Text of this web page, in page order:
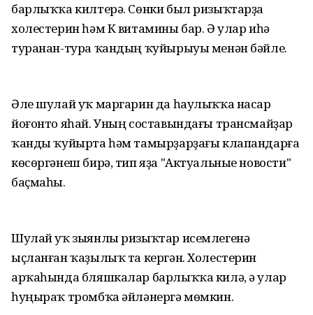
барлыҡҡа килтерә. Сөнки был ризыҡтарҙа
холестерин һәм К витамины бар. Ә улар иһә
туранан-тура ҡандың ҡуйырыуы менән бәйле.
Әле шулай уҡ маргарин да һаулыҡҡа насар
йоғонто яһай. Уның составындағы трансмайҙар
ҡанды ҡуйырта һәм тамырҙарҙағы клапандарға
көсөргәнеш бирә, тип яҙа "Актуальные новости"
баҫмаһы.
Шулай уҡ зыянлы ризыҡтар исемлегенә
ыҫланған ҡаҙылыҡ та кергән. Холестерин
арҡаһында бляшкалар барлыҡҡа килә, ә улар
һуңыраҡ тромбҡа әйләнергә мөмкин.